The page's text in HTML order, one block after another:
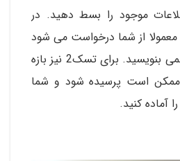
موجود را بسط دهید. در
معمولا از شما درخواست می شود
یک نامه ی اداری و رسمی بنویسید. برای تسک2 نیز بازه
است پرسیده شود و شما